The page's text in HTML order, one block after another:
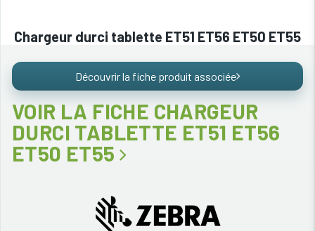
Chargeur durci tablette ET51 ET56 ET50 ET55
Découvrir la fiche produit associée
VOIR LA FICHE CHARGEUR
DURCI TABLETTE ET51 ET56
ET50 ET55